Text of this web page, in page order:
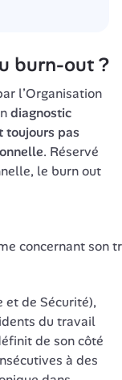
burn-out ?
l’Organisation
diagnostic
toujours pas
. Réservé
le burn out
concernant son
et de Sécurité),
du travail
de son côté
à des